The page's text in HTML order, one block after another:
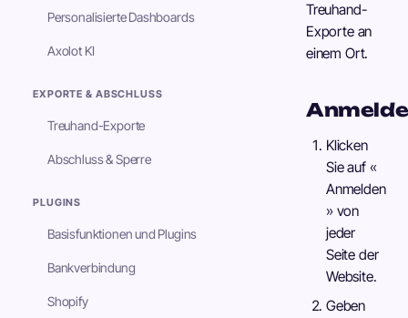
Personalisierte Dashboards
Axolot KI
EXPORTE & ABSCHLUSS
Treuhand-Exporte
Abschluss & Sperre
PLUGINS
Basisfunktionen und Plugins
Bankverbindung
Shopify
Treuhand-
Exporte an
einem Ort.
Klicken
Sie auf «
Anmelden
» von
jeder
Seite der
Website.
Geben